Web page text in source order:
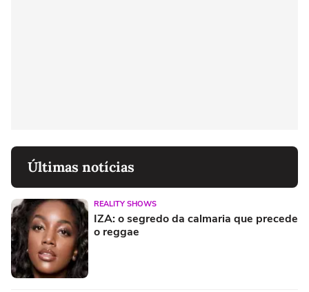
Últimas notícias
REALITY SHOWS
IZA: o segredo da calmaria que precede
o reggae